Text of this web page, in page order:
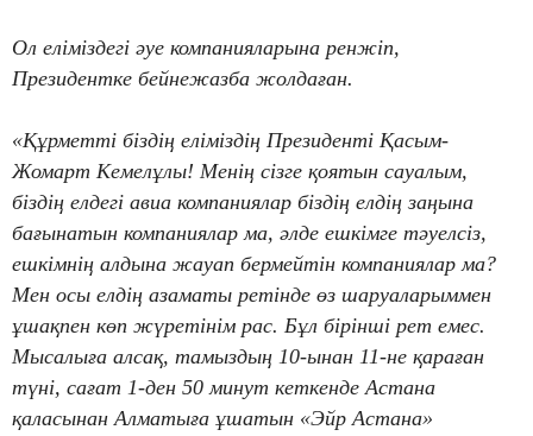
Ол еліміздегі әуе компанияларына ренжіп,
Президентке бейнежазба жолдаған.
«Құрметті біздің еліміздің Президенті Қасым-
Жомарт Кемелұлы! Менің сізге қоятын сауалым,
біздің елдегі авиа компаниялар біздің елдің заңына
бағынатын компаниялар ма, әлде ешкімге тәуелсіз,
ешкімнің алдына жауап бермейтін компаниялар ма?
Мен осы елдің азаматы ретінде өз шаруаларыммен
ұшақпен көп жүретінім рас. Бұл бірінші рет емес.
Мысалыға алсақ, тамыздың 10-ынан 11-не қараған
түні, сағат 1-ден 50 минут кеткенде Астана
қаласынан Алматыға ұшатын «Эйр Астана»